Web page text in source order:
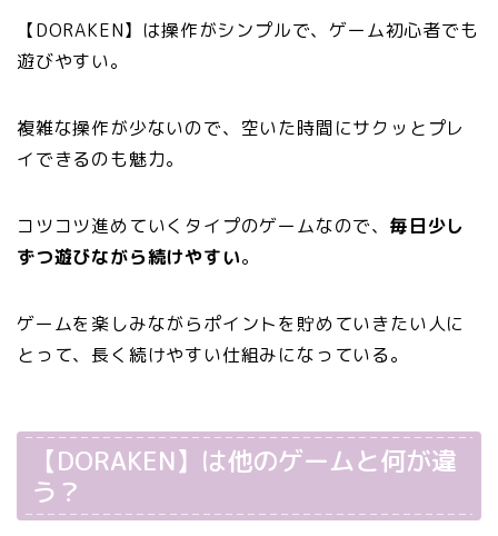
【DORAKEN】は操作がシンプルで、ゲーム初心者でも
遊びやすい。
複雑な操作が少ないので、空いた時間にサクッとプレ
イできるのも魅力。
コツコツ進めていくタイプのゲームなので、 毎日少し
ずつ遊びながら続けやすい。
ゲームを楽しみながらポイントを貯めていきたい人に
とって、長く続けやすい仕組みになっている。
【DORAKEN】は他のゲームと何が違
う？